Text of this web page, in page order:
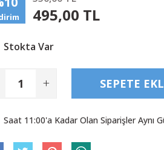
495,00 TL
Stokta Var
+ SEPETE
Saat 11:00'a Kadar Olan Siparişler Aynı